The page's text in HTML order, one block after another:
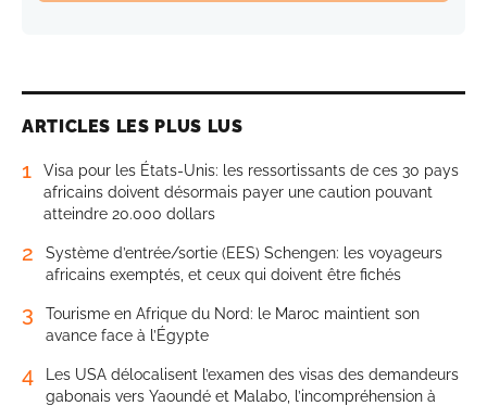
ARTICLES LES PLUS LUS
1
Visa pour les États-Unis: les ressortissants de ces 30 pays
africains doivent désormais payer une caution pouvant
atteindre 20.000 dollars
2
Système d’entrée/sortie (EES) Schengen: les voyageurs
africains exemptés, et ceux qui doivent être fichés
3
Tourisme en Afrique du Nord: le Maroc maintient son
avance face à l’Égypte
4
Les USA délocalisent l’examen des visas des demandeurs
gabonais vers Yaoundé et Malabo, l’incompréhension à